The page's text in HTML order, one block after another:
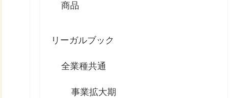
商品
リーガルブック
全業種共通
事業拡大期